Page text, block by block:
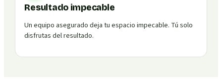
Resultado impecable
Un equipo asegurado deja tu espacio impecable. Tú solo
disfrutas del resultado.